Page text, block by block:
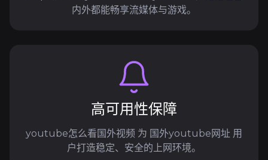
内外都能畅享流媒体与游戏。
高可用性保障
youtube怎么看国外视频 为 国外youtube网址 用
户打造稳定、安全的上网环境。